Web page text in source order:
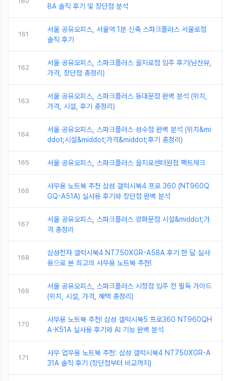
8A 솔직 후기 및 장단점 분석
161
서울 공유오피스, 서울역 1분 신축 스파크플러스 서울로점
솔직 후기
162
서울 공유오피스, 스파크플러스 을지로점 입주 후기(남산뷰,
가격, 장단점 총정리)
163
서울 공유오피스, 스파크플러스 동대문점 완벽 분석 (위치,
가격, 시설, 후기 총정리)
164
서울 공유오피스, 스파크플러스 성수점 완벽 분석 (위치&mi
ddot;시설&middot;가격&middot;후기 총정리)
165 서울 공유오피스, 스파크플러스 을지로센터원점 팩트체크
166
사무용 노트북 추천 삼성 갤럭시북4 프로 360 (NT960Q
GQ-A51A) 실사용 후기와 장단점 완벽 분석
167
서울 공유오피스, 스파크플러스 광화문점 시설&middot;가
격 총정리
168
삼성전자 갤럭시북4 NT750XGR-A58A 후기 한 달 실사
용으로 본 최고의 사무용 노트북 추천!
169
서울 공유오피스, 스파크플러스 시청점 입주 전 필독 가이드
(위치, 시설, 가격, 혜택 총정리)
170
사무용 노트북 추천! 삼성 갤럭시북5 프로360 NT960QH
A-K51A 실사용 후기와 AI 기능 완벽 분석
171
사무 업무용 노트북 추천: 삼성 갤럭시북4 NT750XGR-A
31A 솔직 후기 (장단점부터 비교까지)